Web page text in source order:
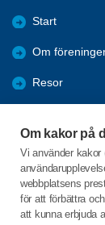
Om kakor på
Vi använder kakor
webbplatsens
för att förbättra
att kunna erbjuda
Start
Om
Resor
Aktiviteter
Bli medlem